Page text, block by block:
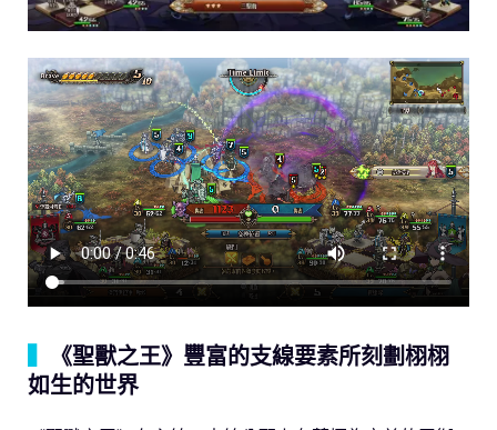
《聖獸之王》豐富的支線要素所刻劃栩栩
如生的世界